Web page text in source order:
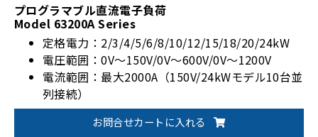
プログラマブル直流電子負荷
Model 63200A Series
定格電力：2/3/4/5/6/8/10/12/15/18/20/24kW
電圧範囲：0V～150V/0V～600V/0V～1200V
電流範囲：最大2000A（150V/24kWモデル10台並
列接続）
高精度電圧/電流測定
全36モデルラインアップ
お問合せカートに入れる